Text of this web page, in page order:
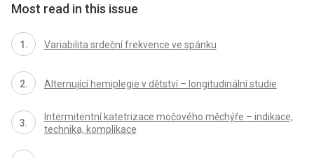
Most read in this issue
Variabilita srdeční frekvence ve spánku
Alternující hemiplegie v dětství – longitudinální studie
Intermitentní katetrizace močového měchýře – indikace,
technika, komplikace